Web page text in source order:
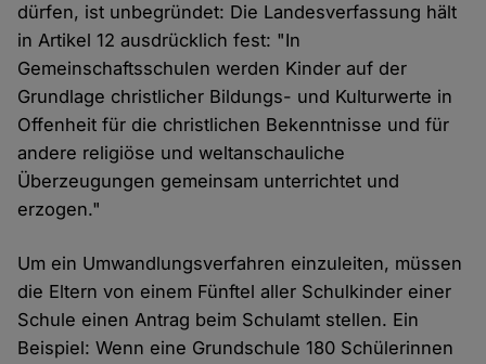
dürfen, ist unbegründet: Die Landesverfassung hält
in Artikel 12 ausdrücklich fest: "In
Gemeinschaftsschulen werden Kinder auf der
Grundlage christlicher Bildungs- und Kulturwerte in
Offenheit für die christlichen Bekenntnisse und für
andere religiöse und weltanschauliche
Überzeugungen gemeinsam unterrichtet und
erzogen."
Um ein Umwandlungsverfahren einzuleiten, müssen
die Eltern von einem Fünftel aller Schulkinder einer
Schule einen Antrag beim Schulamt stellen. Ein
Beispiel: Wenn eine Grundschule 180 Schülerinnen